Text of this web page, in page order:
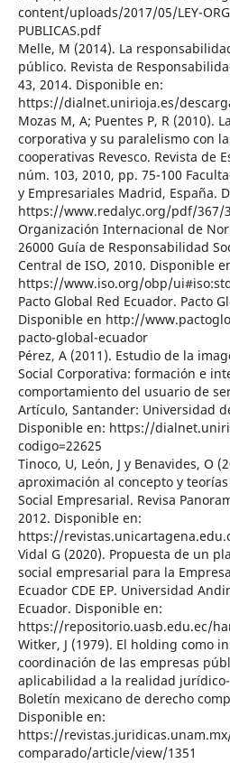
content/uploads/2017/05/LEY-
PUBLICAS.pdf
Melle, M (2014). La
público. Revista de
43, 2014. Disponible en:
https://dialnet.unirioja.es/
Mozas M, A; Puentes P, R (2010).
corporativa y su paralelismo con
cooperativas Revesco. Revista de
núm. 103, 2010, pp. 75-100
y Empresariales Madrid, España.
https://www.redalyc.org/pdf/367/
Organización Internacional de
26000 Guía de Responsabilidad
Central de ISO, 2010. Disponible
https://www.iso.org/obp/
Pacto Global Red Ecuador. Pacto
Disponible en http://
pacto-global-ecuador
Pérez, A (2011). Estudio de la
Social Corporativa: formación e
comportamiento del usuario de
Artículo, Santander: Universidad
Disponible en: https://
codigo=22625
Tinoco, U, León, J y Benavides, O
aproximación al concepto y
Social Empresarial. Revisa
2012. Disponible en:
https://
Vidal G (2020). Propuesta de un
social empresarial para la
Ecuador CDE EP. Universidad
Ecuador. Disponible en:
https://repositorio.uasb.edu.ec/
Witker, J (1979). El holding como
coordinación de las empresas
aplicabilidad a la realidad
Boletín mexicano de derecho
Disponible en:
https://
comparado/article/view/1351